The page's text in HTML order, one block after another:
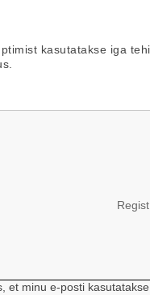
kasutatakse iga
et minu e-posti